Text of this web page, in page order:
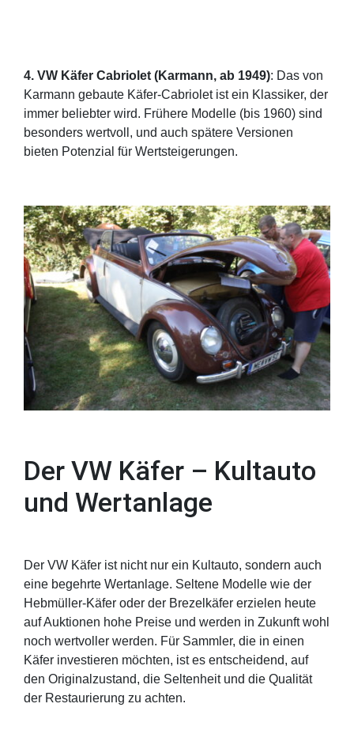
4. VW Käfer Cabriolet (Karmann, ab 1949): Das von
Karmann gebaute Käfer-Cabriolet ist ein Klassiker, der
immer beliebter wird. Frühere Modelle (bis 1960) sind
besonders wertvoll, und auch spätere Versionen
bieten Potenzial für Wertsteigerungen.
Der VW Käfer – Kultauto
und Wertanlage
Der VW Käfer ist nicht nur ein Kultauto, sondern auch
eine begehrte Wertanlage. Seltene Modelle wie der
Hebmüller-Käfer oder der Brezelkäfer erzielen heute
auf Auktionen hohe Preise und werden in Zukunft wohl
noch wertvoller werden. Für Sammler, die in einen
Käfer investieren möchten, ist es entscheidend, auf
den Originalzustand, die Seltenheit und die Qualität
der Restaurierung zu achten.